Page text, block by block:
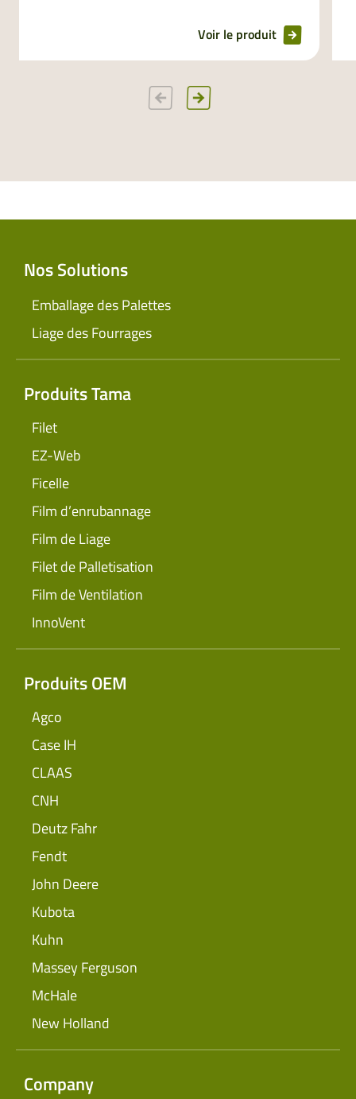
Voir le produit
Nos Solutions
Emballage des Palettes
Liage des Fourrages
Produits Tama
Filet
EZ-Web
Ficelle
Film d’enrubannage
Film de Liage
Filet de Palletisation
Film de Ventilation
InnoVent
Produits OEM
Agco
Case IH
CLAAS
CNH
Deutz Fahr
Fendt
John Deere
Kubota
Kuhn
Massey Ferguson
McHale
New Holland
Company